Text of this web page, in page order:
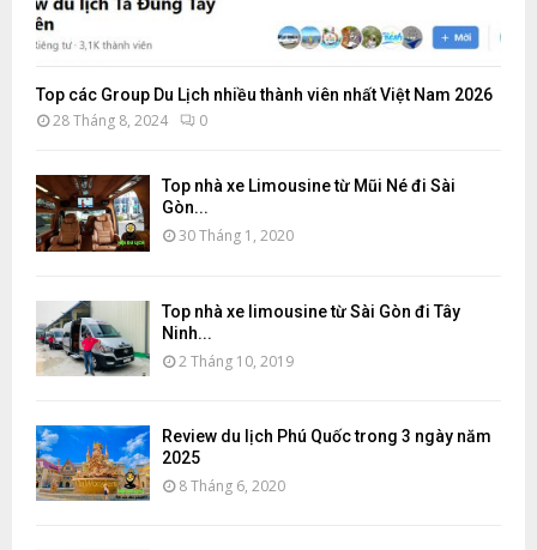
Top các Group Du Lịch nhiều thành viên nhất Việt Nam 2026
28 Tháng 8, 2024 0
Top nhà xe Limousine từ Mũi Né đi Sài
Gòn...
30 Tháng 1, 2020
Top nhà xe limousine từ Sài Gòn đi Tây
Ninh...
2 Tháng 10, 2019
Review du lịch Phú Quốc trong 3 ngày năm
2025
8 Tháng 6, 2020